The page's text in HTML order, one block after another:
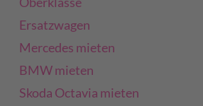
Ersatzwagen
Mercedes mieten
BMW mieten
Skoda Octavia mieten